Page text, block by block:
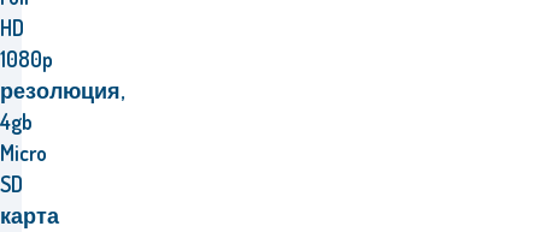
HD
1080p
резолюция,
4gb
Micro
SD
карта